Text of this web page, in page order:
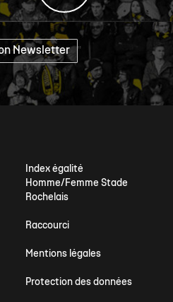
Newsletter "
Index égalité
Homme/Femme Stade
Rochelais
Raccourci
Mentions légales
Protection des données